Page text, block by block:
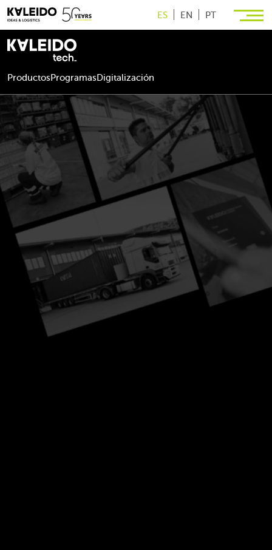
ES EN PT
Productos Programas Digitalización